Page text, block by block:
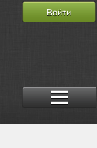
Войти